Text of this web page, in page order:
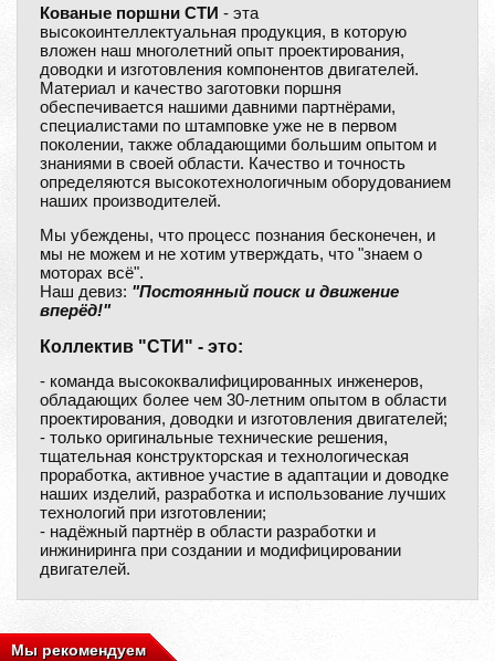
Кованые поршни СТИ - эта
высокоинтеллектуальная продукция, в которую
вложен наш многолетний опыт проектирования,
доводки и изготовления компонентов двигателей.
Материал и качество заготовки поршня
обеспечивается нашими давними партнёрами,
специалистами по штамповке уже не в первом
поколении, также обладающими большим опытом и
знаниями в своей области. Качество и точность
определяются высокотехнологичным оборудованием
наших производителей.
Мы убеждены, что процесс познания бесконечен, и
мы не можем и не хотим утверждать, что "знаем о
моторах всё".
Наш девиз: "Постоянный поиск и движение
вперёд!"
Коллектив "СТИ" - это:
- команда высококвалифицированных инженеров,
обладающих более чем 30-летним опытом в области
проектирования, доводки и изготовления двигателей;
- только оригинальные технические решения,
тщательная конструкторская и технологическая
проработка, активное участие в адаптации и доводке
наших изделий, разработка и использование лучших
технологий при изготовлении;
- надёжный партнёр в области разработки и
инжиниринга при создании и модифицировании
двигателей.
Мы рекомендуем